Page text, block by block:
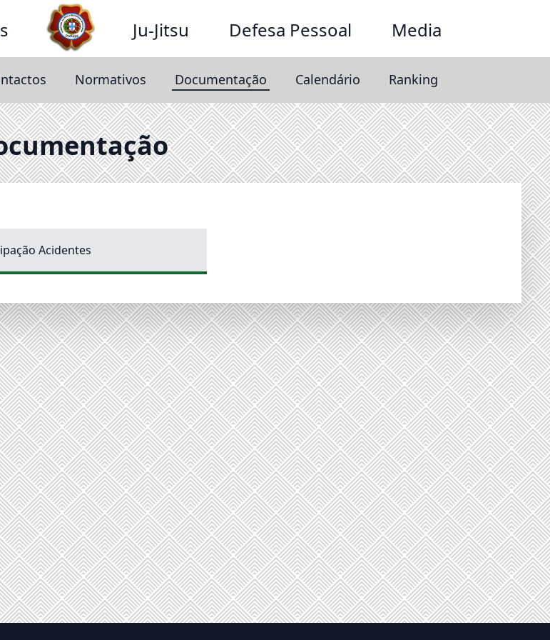
Ju-Jitsu Defesa Pessoal Media
Normativos Documentação Calendário Ranking
Acidentes